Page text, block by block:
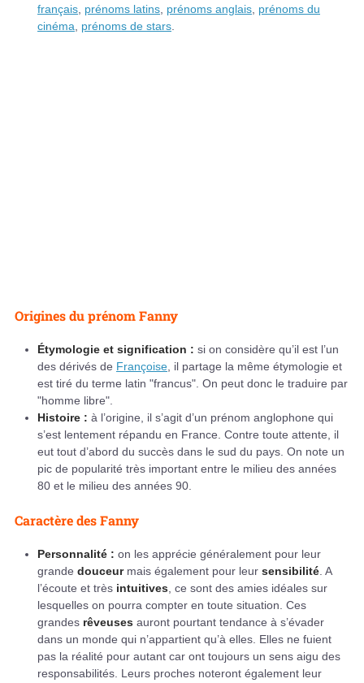
français prénoms latins prénoms anglais prénoms du
cinéma
prénoms de stars
Origines du prénom Fanny
Étymologie et signification : si on considère qu’il est l’un
des dérivés de Françoise , il partage la même étymologie et
est tiré du terme latin "francus". On peut donc le traduire par
"homme libre".
Histoire : à l’origine, il s’agit d’un prénom anglophone qui
s’est lentement répandu en France. Contre toute attente, il
eut tout d’abord du succès dans le sud du pays. On note un
pic de popularité très important entre le milieu des années
80 et le milieu des années 90.
Caractère des Fanny
Personnalité : on les apprécie généralement pour leur
grande douceur mais également pour leur sensibilité . A
l’écoute et très intuitives , ce sont des amies idéales sur
lesquelles on pourra compter en toute situation. Ces
grandes rêveuses auront pourtant tendance à s’évader
dans un monde qui n’appartient qu’à elles. Elles ne fuient
pas la réalité pour autant car ont toujours un sens aigu des
responsabilités. Leurs proches noteront également leur